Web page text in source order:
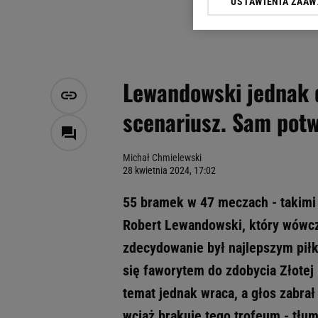
Lewandowski jednak
scenariusz. Sam
Michał Chmielewski
28 kwietnia 2024, 17:02
55 bramek w 47 meczach -
Robert Lewandowski, który
zdecydowanie był najlepszym
się faworytem do zdobycia
temat jednak wraca, a głos
Klikając „Akceptuję”
Zaufanych Partnerów i
My, nasi Zaufani
Użycie dokładnych
Przechowywanie